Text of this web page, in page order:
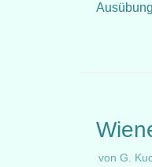
von G.